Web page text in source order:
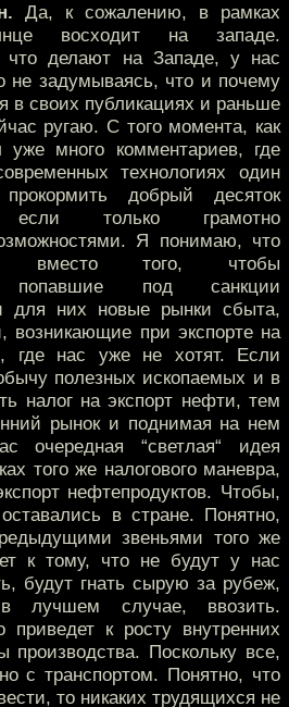
Да, к сожалению, в рамках
восходит на западе.
что делают на Западе, у нас
не задумываясь, что и почему
в своих публикациях и раньше
ругаю. С того момента, как
много комментариев, где
технологиях один
добрый десяток
если только грамотно
Я понимаю, что
вместо того, чтобы
попавшие под санкции
для них новые рынки сбыта,
возникающие при экспорте на
где нас уже не хотят. Если
полезных ископаемых и в
налог на экспорт нефти, тем
рынок и поднимая на нем
очередная “светлая“ идея
того же налогового маневра,
нефтепродуктов. Чтобы,
в стране. Понятно,
звеньями того же
к тому, что не будут у нас
будут гнать сырую за рубеж,
лучшем случае, ввозить.
приведет к росту внутренних
производства. Поскольку все,
с транспортом. Понятно, что
то никаких трудящихся не